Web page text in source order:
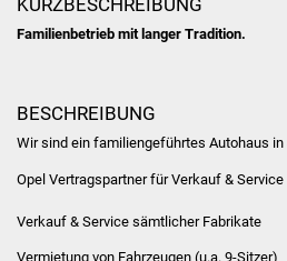
KURZBESCHREIBUNG
Familienbetrieb mit langer Tradition.
BESCHREIBUNG
Wir sind ein familiengeführtes Autohaus in
Opel Vertragspartner für Verkauf & Service
Verkauf & Service sämtlicher Fabrikate
Vermietung von Fahrzeugen (u.a. 9-Sitzer)